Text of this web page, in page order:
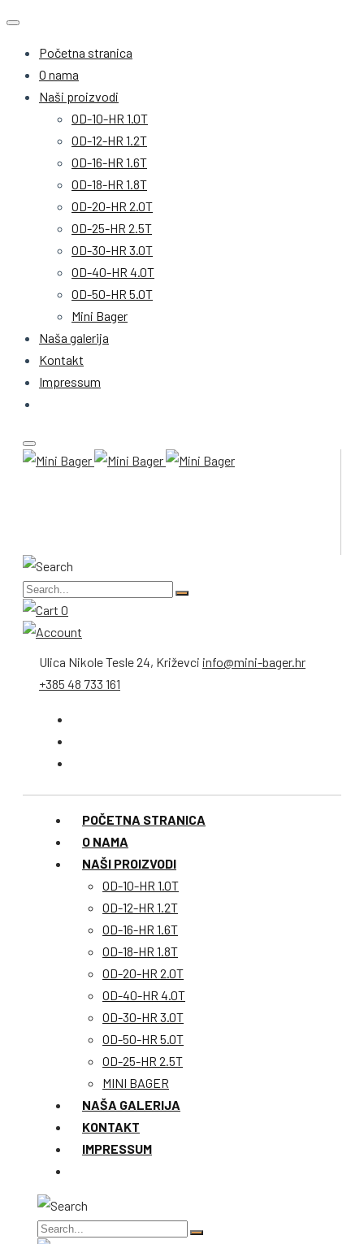
Početna stranica
O nama
Naši proizvodi
OD-10-HR 1.0T
OD-12-HR 1.2T
OD-16-HR 1.6T
OD-18-HR 1.8T
OD-20-HR 2.0T
OD-25-HR 2.5T
OD-30-HR 3.0T
OD-40-HR 4.0T
OD-50-HR 5.0T
Mini Bager
Naša galerija
Kontakt
Impressum
0
Ulica Nikole Tesle 24, Križevci info@mini-bager.hr
+385 48 733 161
POČETNA STRANICA
O NAMA
NAŠI PROIZVODI
OD-10-HR 1.0T
OD-12-HR 1.2T
OD-16-HR 1.6T
OD-18-HR 1.8T
OD-20-HR 2.0T
OD-40-HR 4.0T
OD-30-HR 3.0T
OD-50-HR 5.0T
OD-25-HR 2.5T
MINI BAGER
NAŠA GALERIJA
KONTAKT
IMPRESSUM